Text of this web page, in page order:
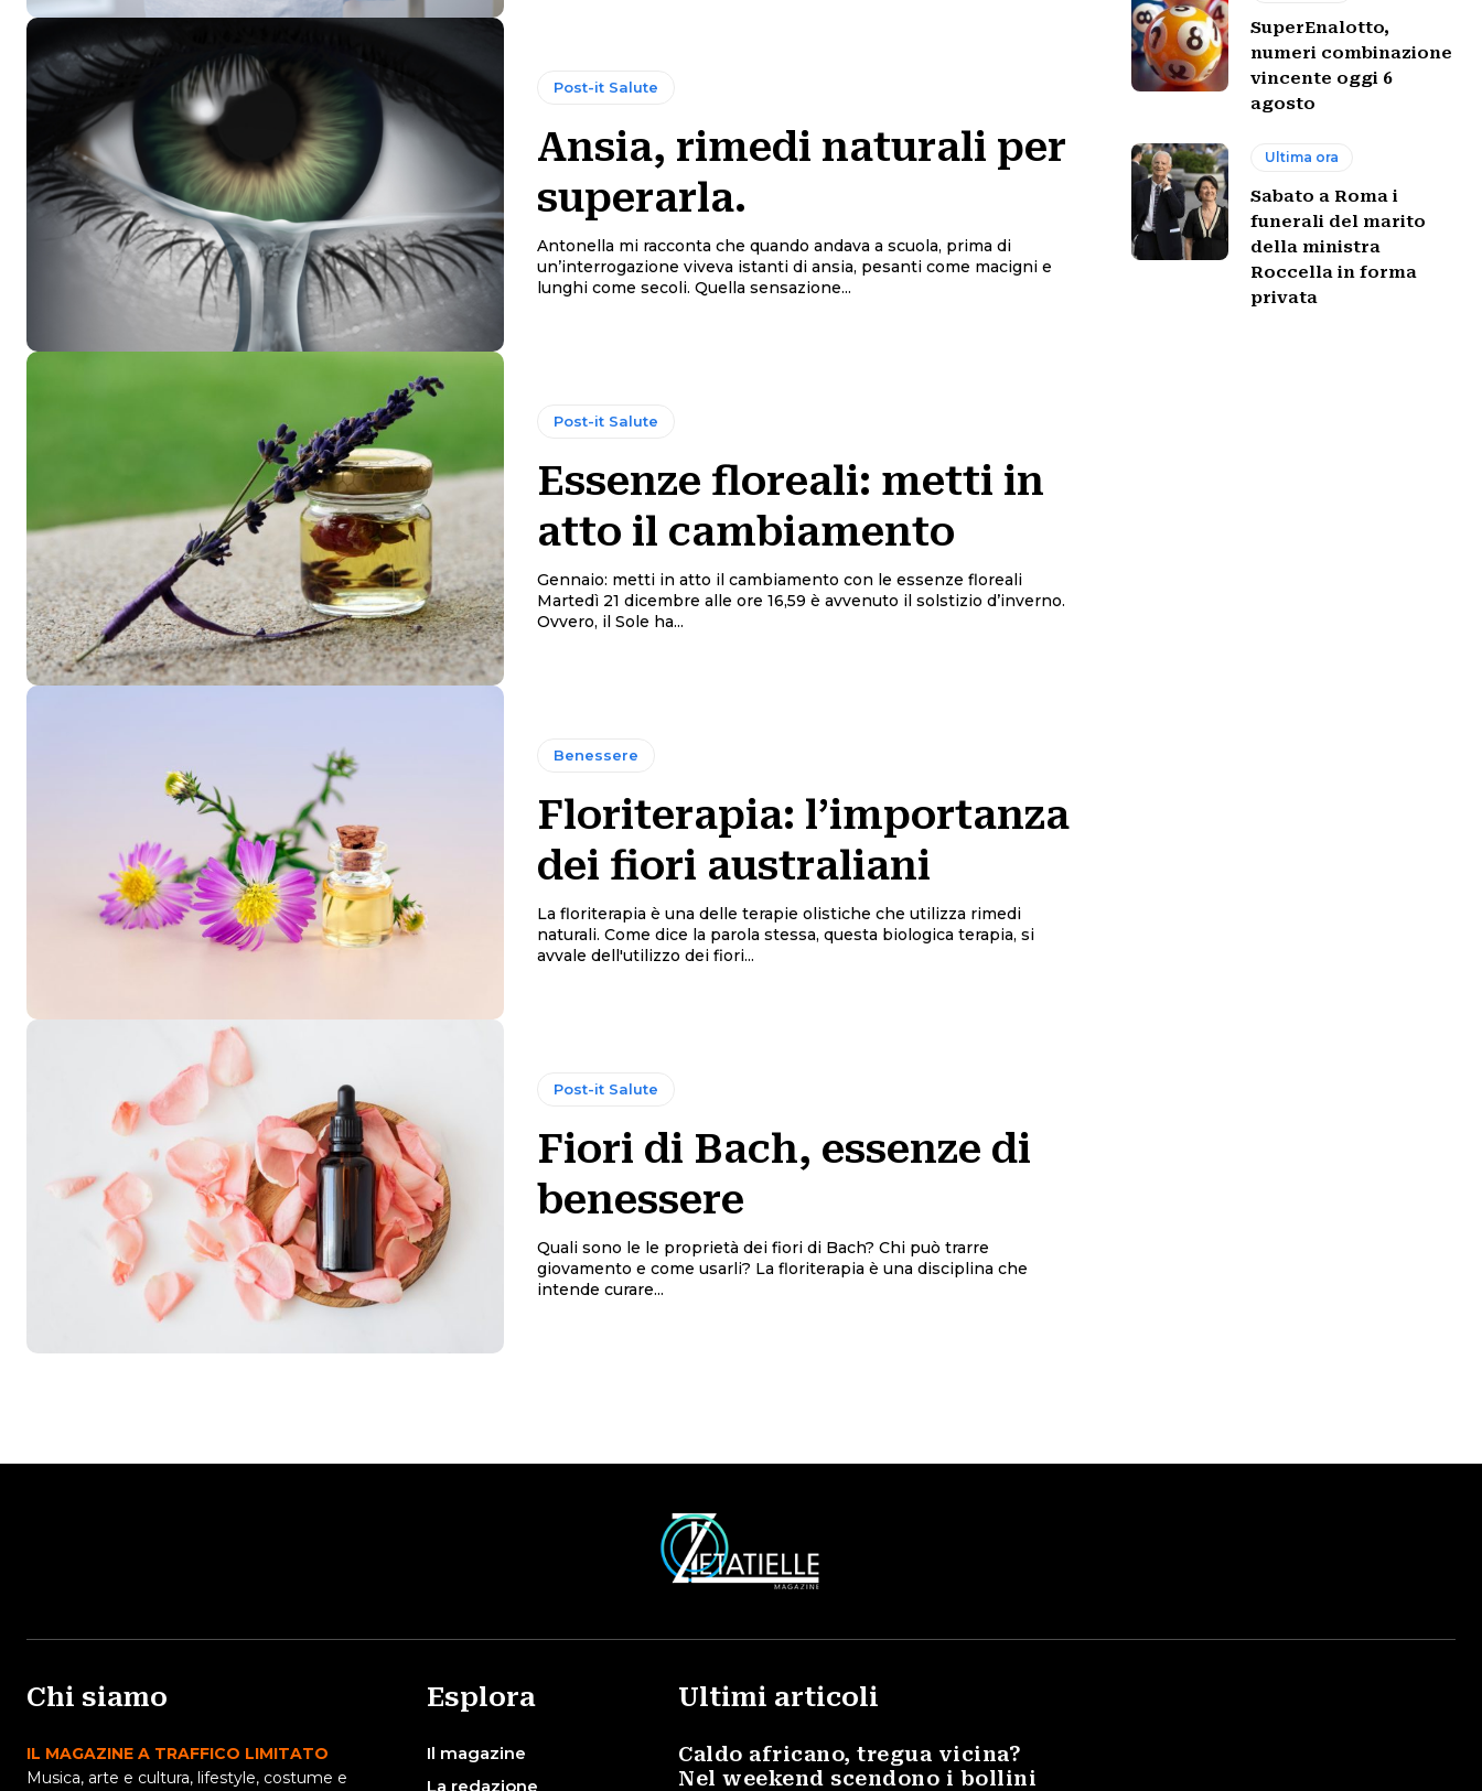
Post-it Salute
Ansia, rimedi naturali per
superarla.
Antonella mi racconta che quando andava a scuola, prima di
un’interrogazione viveva istanti di ansia, pesanti come macigni e
lunghi come secoli. Quella sensazione...
Post-it Salute
Essenze floreali: metti in
atto il cambiamento
Gennaio: metti in atto il cambiamento con le essenze floreali
Martedì 21 dicembre alle ore 16,59 è avvenuto il solstizio d’inverno.
Ovvero, il Sole ha...
Benessere
Floriterapia: l’importanza
dei fiori australiani
La floriterapia è una delle terapie olistiche che utilizza rimedi
naturali. Come dice la parola stessa, questa biologica terapia, si
avvale dell'utilizzo dei fiori...
Post-it Salute
Fiori di Bach, essenze di
benessere
Quali sono le le proprietà dei fiori di Bach? Chi può trarre
giovamento e come usarli? La floriterapia è una disciplina che
intende curare...
SuperEnalotto,
numeri combinazione
vincente oggi 6
agosto
Ultima ora
Sabato a Roma i
funerali del marito
della ministra
Roccella in forma
privata
Chi siamo
IL MAGAZINE A TRAFFICO LIMITATO
Musica, arte e cultura, lifestyle, costume e
Esplora
Il magazine
La redazione
Ultimi articoli
Caldo africano, tregua vicina?
Nel weekend scendono i bollini